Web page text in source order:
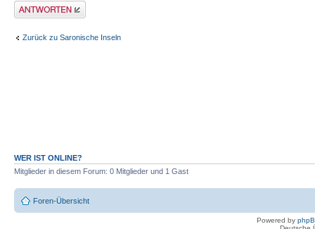
Antwort erstellen
Zurück zu Saronische Inseln
WER IST ONLINE?
Mitglieder in diesem Forum: 0 Mitglieder und 1 Gast
Foren-Übersicht
Powered by